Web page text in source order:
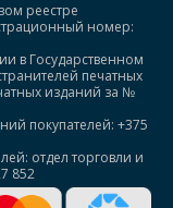
реестре
номер:
в Государственном
печатных
изданий за №
покупателей: +375
отдел торговли и
852